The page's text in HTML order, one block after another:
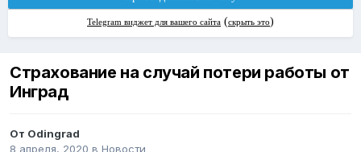
Страхование на случай потери работы от
Инград
От Odingrad
8 апреля, 2020 в Новости